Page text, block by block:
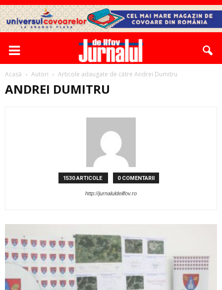
Acasă Autori Articole adaugate de către Andrei Dumitru
ANDREI DUMITRU
1530 ARTICOLE 0 COMENTARII
http://jurnaluldeilfov.ro